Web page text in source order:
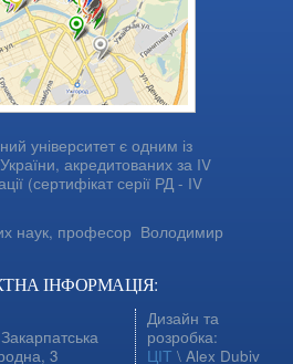
університет є одним із
акредитованих за IV
(сертифікат серії РД - IV
наук, професор Володимир
ІНФОРМАЦІЯ:
3
Дизайн та
розробка:
ЦІТ \ Alex Dubiv